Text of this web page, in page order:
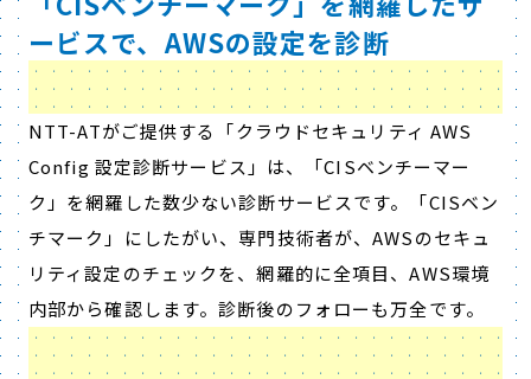
ービスで、AWSの設定を診断
NTT-ATがご提供する「クラウドセキュリティ AWS
Config 設定診断サービス」は、「CISベンチーマー
ク」を網羅した数少ない診断サービスです。「CISベン
チマーク」にしたがい、専門技術者が、AWSのセキュ
リティ設定のチェックを、網羅的に全項目、AWS環境
内部から確認します。診断後のフォローも万全です。